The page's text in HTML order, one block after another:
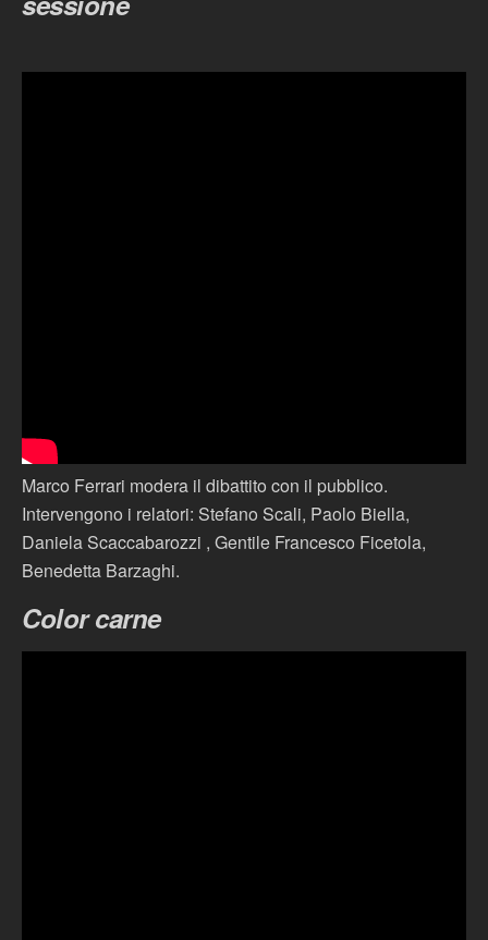
Marco Ferrari modera il dibattito con il pubblico.
Intervengono i relatori: Stefano Scali, Paolo Biella,
Daniela Scaccabarozzi , Gentile Francesco Ficetola,
Benedetta Barzaghi.
Color carne